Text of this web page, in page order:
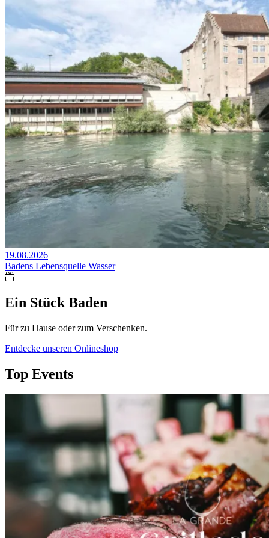
19.08.2026
Badens Lebensquelle Wasser
Ein Stück Baden
Für zu Hause oder zum Verschenken.
Entdecke unseren Onlineshop
Top Events